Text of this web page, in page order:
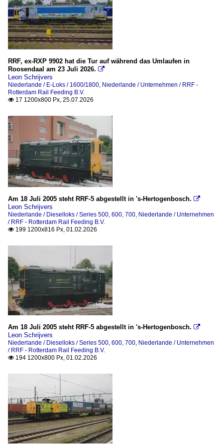
Schienenbearbeitungsmaschinen
Sonstige
Dieselloks
Series 500, 600, 700
Vossloh/MaK G 2000 BB - symmetrisches Führerhaus
_BR 203 (ex DR V 100.1)
_Class 66- EMD JT42CWR
_Ex NMBS / SNCB Série 73, (BR 8283)
E-Loks
1600/1800
189 (Siemens ES64F4)
RRF, ex-RXP 9902 hat die Tur auf während das Umlaufen in
Roosendaal am 23 Juli 2026. 
Leon Schrijvers
Niederlande / E-Loks / 1600/1800, Niederlande / Unternehmen / RRF -
Rotterdam Rail Feeding B.V.
 17 1200x800 Px, 25.07.2026
Am 18 Juli 2005 steht RRF-5 abgestellt in 's-Hertogenbosch. 
Leon Schrijvers
Niederlande / Dieselloks / Series 500, 600, 700, Niederlande / Unternehmen
/ RRF - Rotterdam Rail Feeding B.V.
 199 1200x816 Px, 01.02.2026
Am 18 Juli 2005 steht RRF-5 abgestellt in 's-Hertogenbosch. 
Leon Schrijvers
Niederlande / Dieselloks / Series 500, 600, 700, Niederlande / Unternehmen
/ RRF - Rotterdam Rail Feeding B.V.
 194 1200x800 Px, 01.02.2026